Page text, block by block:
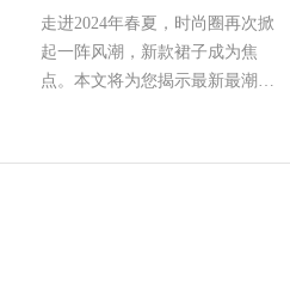
走进2024年春夏，时尚圈再次掀
起一阵风潮，新款裙子成为焦
点。本文将为您揭示最新最潮的